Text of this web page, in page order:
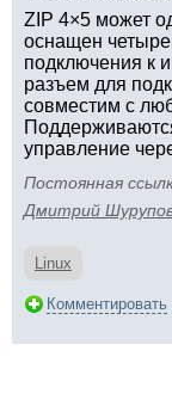
ZIP 4×5 может
оснащен
подключения к
разъем для
совместим с
управление
Постоянная
Дмитрий
Linux
Комментировать